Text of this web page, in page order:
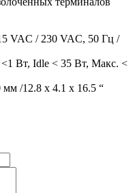
VAC / 230 VAC, 50 Гц /
<1 Вт, Idle < 35 Вт, Макс. <
мм /12.8 x 4.1 x 16.5 “